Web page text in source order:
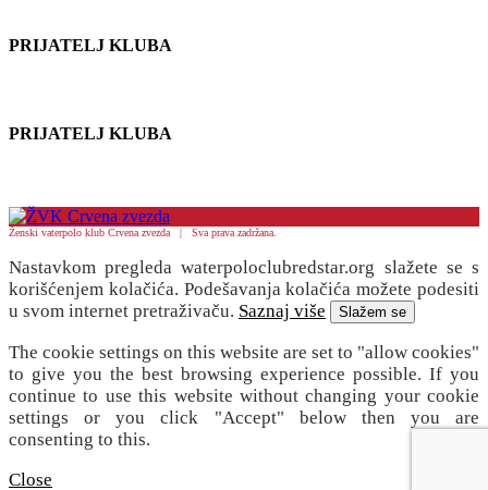
PRIJATELJ KLUBA
PRIJATELJ KLUBA
Ženski vaterpolo klub Crvena zvezda | Sva prava zadržana.
Nastavkom pregleda waterpoloclubredstar.org slažete se s
korišćenjem kolačića. Podešavanja kolačića možete podesiti
u svom internet pretraživaču. Saznaj više Slažem se
The cookie settings on this website are set to "allow cookies"
to give you the best browsing experience possible. If you
continue to use this website without changing your cookie
settings or you click "Accept" below then you are
consenting to this.
Close